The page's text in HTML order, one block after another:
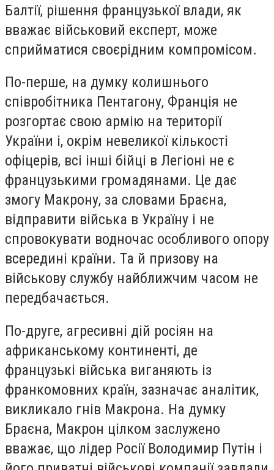
Балтії, рішення французької влади, як
вважає військовий експерт, може
сприйматися своєрідним компромісом.
По-перше, на думку колишнього
співробітника Пентагону, Франція не
розгортає свою армію на території
України і, окрім невеликої кількості
офіцерів, всі інші бійці в Легіоні не є
французькими громадянами. Це дає
змогу Макрону, за словами Браєна,
відправити війська в Україну і не
спровокувати водночас особливого опору
всередині країни. Та й призову на
військову службу найближчим часом не
передбачається.
По-друге, агресивні дій росіян на
африканському континенті, де
французькі війська виганяють із
франкомовних країн, зазначає аналітик,
викликало гнів Макрона. На думку
Браєна, Макрон цілком заслужено
вважає, що лідер Росії Володимир Путін і